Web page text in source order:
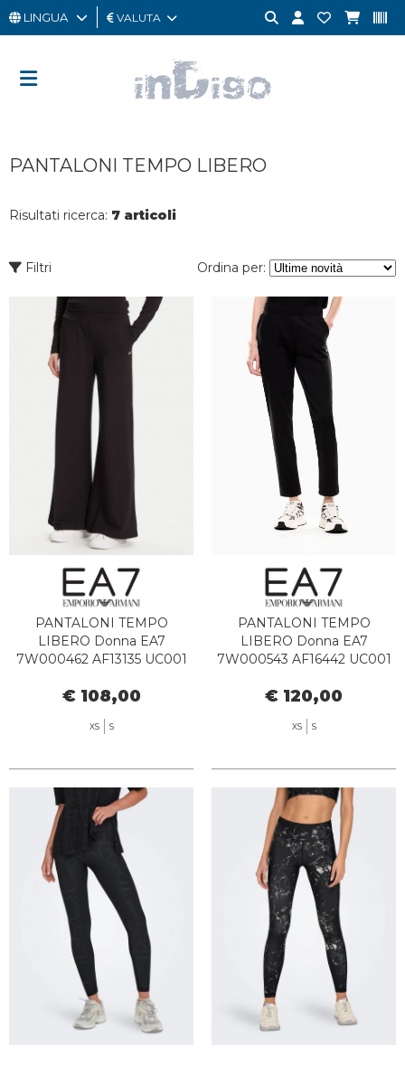
UOMO
CARD
LINGUA VALUTA
PANTALONI TEMPO LIBERO
Risultati ricerca: 7 articoli
Filtri Ordina per:
PANTALONI TEMPO
LIBERO Donna EA7
7W000462 AF13135 UC001
€ 108,00
XS S
PANTALONI TEMPO
LIBERO Donna EA7
7W000543 AF16442 UC001
€ 120,00
XS S